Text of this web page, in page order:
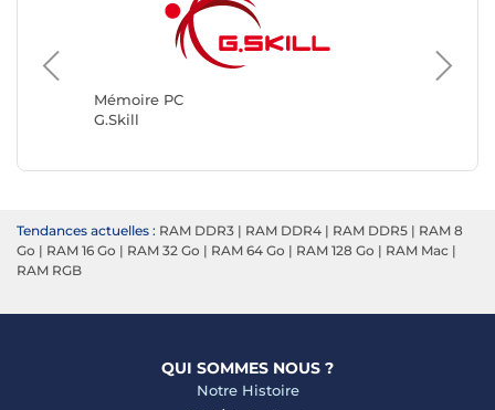
Mémoire PC
G.Skill
Tendances actuelles : RAM DDR3 | RAM DDR4 | RAM DDR5 | RAM 8
Go | RAM 16 Go | RAM 32 Go | RAM 64 Go | RAM 128 Go | RAM Mac |
RAM RGB
QUI SOMMES NOUS ?
Notre Histoire